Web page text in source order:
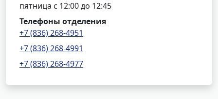
пятница с 12:00 до 12:45
Телефоны отделения
+7 (836) 268-4951
+7 (836) 268-4991
+7 (836) 268-4977